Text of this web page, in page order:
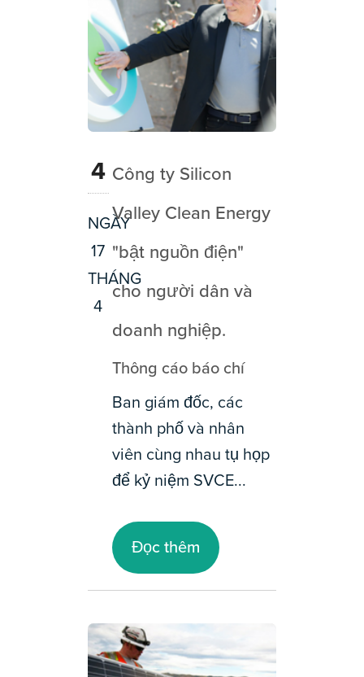
4
NGÀY
17
THÁNG
4
Công ty Silicon
Valley Clean Energy
"bật nguồn điện"
cho người dân và
doanh nghiệp.
Thông cáo báo chí
Ban giám đốc, các
thành phố và nhân
viên cùng nhau tụ họp
để kỷ niệm SVCE...
Đọc thêm